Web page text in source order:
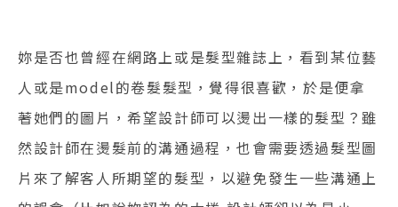
妳是否也曾經在網路上或是髮型雜誌上，看到某位藝
人或是model的卷髮髮型，覺得很喜歡，於是便拿
著她們的圖片，希望設計師可以燙出一樣的髮型？雖
然設計師在燙髮前的溝通過程，也會需要透過髮型圖
片來了解客人所期望的髮型，以避免發生一些溝通上